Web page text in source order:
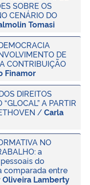
SOBRE OS
CENÁRIO DO
Tomasi
DE
CONTRIBUIÇÃO
Finamor
DIREITOS
A PARTIR
/Carla
NO
a
do
comparada entre
Oliveira Lamberty